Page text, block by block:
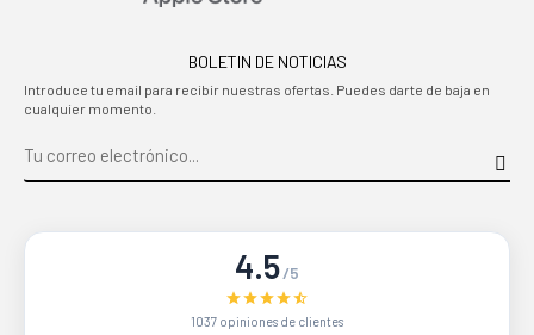
BOLETIN DE NOTICIAS
Introduce tu email para recibir nuestras ofertas. Puedes darte de baja en
cualquier momento.
4.5/5
1037 opiniones de clientes